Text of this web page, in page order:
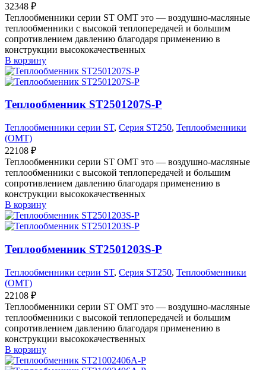
32348 ₽
Теплообменники серии ST OMT это — воздушно-масляные
теплообменники с высокой теплопередачей и большим
сопротивлением давлению благодаря применению в
конструкции высококачественных
В корзину
Теплообменник ST2501207S-P
Теплообменники серии ST, Серия ST250, Теплообменники
(OMT)
22108 ₽
Теплообменники серии ST OMT это — воздушно-масляные
теплообменники с высокой теплопередачей и большим
сопротивлением давлению благодаря применению в
конструкции высококачественных
В корзину
Теплообменник ST2501203S-P
Теплообменники серии ST, Серия ST250, Теплообменники
(OMT)
22108 ₽
Теплообменники серии ST OMT это — воздушно-масляные
теплообменники с высокой теплопередачей и большим
сопротивлением давлению благодаря применению в
конструкции высококачественных
В корзину